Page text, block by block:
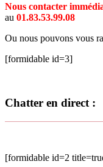
Nous contacter
au 01.83.53.99.08
Ou nous pouvons vous
[formidable id=3]
Chatter en direct :
[formidable id=2